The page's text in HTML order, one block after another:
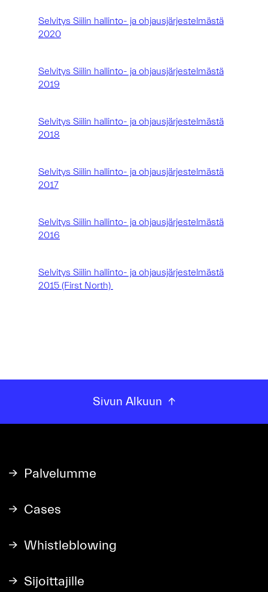
Selvitys Siilin hallinto- ja ohjausjärjestelmästä
2020
Selvitys Siilin hallinto- ja ohjausjärjestelmästä
2019
Selvitys Siilin hallinto- ja ohjausjärjestelmästä
2018
Selvitys Siilin hallinto- ja ohjausjärjestelmästä
2017
Selvitys Siilin hallinto- ja ohjausjärjestelmästä
2016
Selvitys Siilin hallinto- ja ohjausjärjestelmästä
2015 (First North)
Sivun Alkuun
Palvelumme
Cases
Whistleblowing
Sijoittajille